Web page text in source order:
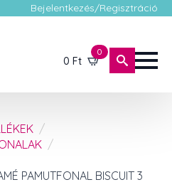
Bejelentkezés/Regisztráció
0 Ft
0
PAMUTFONAL BISCUIT 3